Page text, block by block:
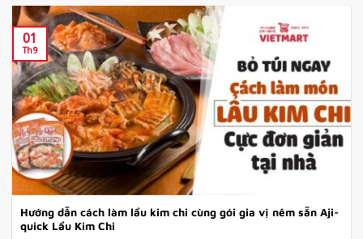
Hướng dẫn cách làm lẩu kim chi cùng gói gia vị nêm sẵn Aji-
quick Lẩu Kim Chi
01
Th9